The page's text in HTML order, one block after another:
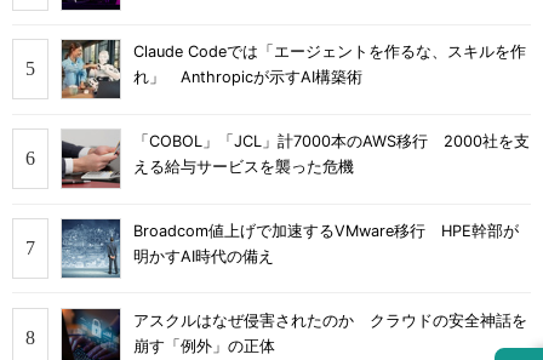
Claude Codeでは「エージェントを作るな、スキルを作
れ」 Anthropicが示すAI構築術
「COBOL」「JCL」計7000本のAWS移行 2000社を支
える給与サービスを襲った危機
Broadcom値上げで加速するVMware移行 HPE幹部が
明かすAI時代の備え
アスクルはなぜ侵害されたのか クラウドの安全神話を
崩す「例外」の正体